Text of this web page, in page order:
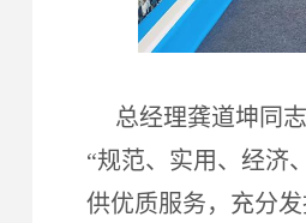
总经理龚道坤同
“规范、实用、经济
供优质服务，充分